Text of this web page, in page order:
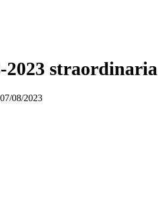
2023 straordinaria
08/2023